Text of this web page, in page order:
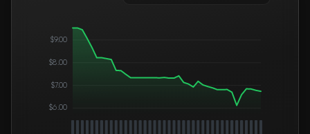
$6.00
$7.00
$8.00
$9.00